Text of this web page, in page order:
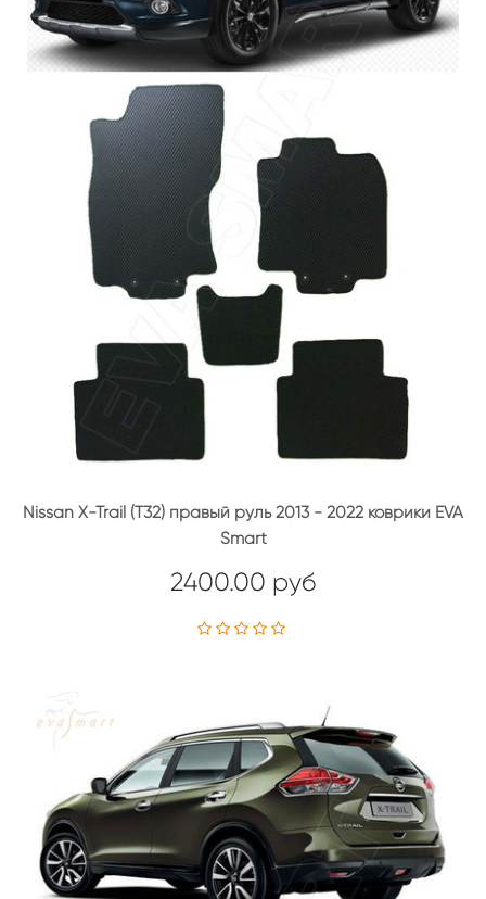
Nissan X-Trail (T32) правый руль 2013 - 2022 коврики EVA
Smart
2400.00 руб